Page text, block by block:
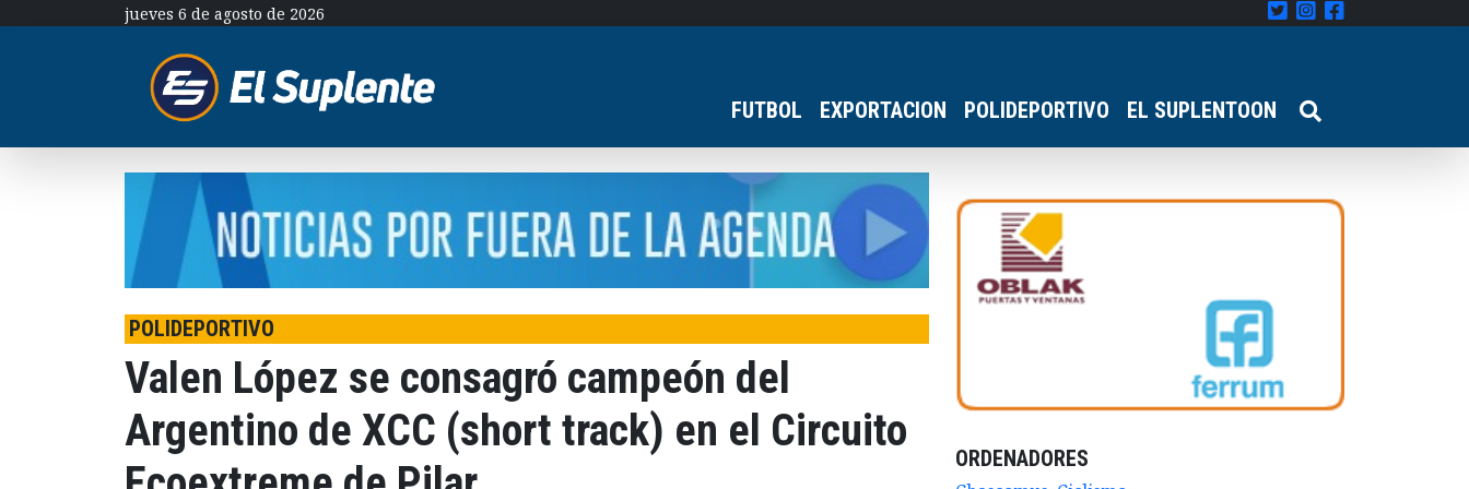
jueves 6 de agosto de 2026
FUTBOL EXPORTACION POLIDEPORTIVO EL SUPLENTOON
POLIDEPORTIVO
Valen López se consagró campeón del
Argentino de XCC (short track) en el Circuito
ORDENADORES